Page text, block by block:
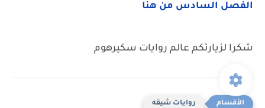
الفصل السادس من هنا
شكرا لزيارتكم عالم روايات سكيرهوم
روايات شيقه